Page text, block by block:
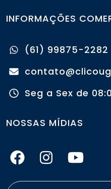
INFORMAÇÕES
(61) 99875-2282
Seg a Sex de
NOSSAS MÍDIAS